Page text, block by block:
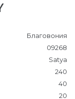
Благовония
09268
Satya
240
40
20